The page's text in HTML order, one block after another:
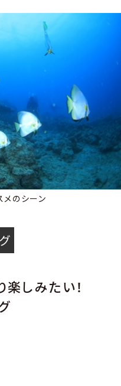
メのシーン
しみたい！